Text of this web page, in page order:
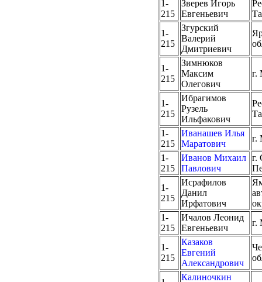
1-
215
Зверев Игорь
Евгеньевич
1-
215
Згурский
Валерий
Дмитриевич
1-
215
Зимнюков
Максим
Олегович
г.
1-
215
Ибрагимов
Рузель
Ильфакович
1-
215
Иванашев Илья
Маратович
г.
1-
215
Иванов Михаил
Павлович
г.
1-
215
Исрафилов
Данил
Ирфатович
1-
215
Ичалов Леонид
Евгеньевич
г.
1-
215
Казаков
Евгений
Александрович
Калиночкин